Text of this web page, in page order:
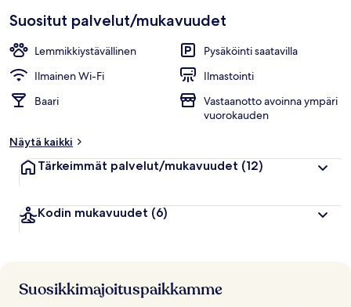
Suositut palvelut/mukavuudet
Lemmikkiystävällinen
Pysäköinti saatavilla
Ilmainen Wi-Fi
Ilmastointi
Baari
Vastaanotto avoinna ympäri
vuorokauden
Näytä kaikki
Tärkeimmät palvelut/mukavuudet (12)
Kodin mukavuudet (6)
Suosikkimajoituspaikkamme